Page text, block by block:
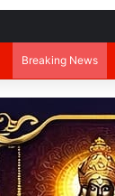
Breaking News